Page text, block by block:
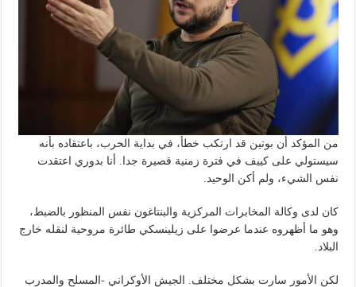
من المؤكد أن بوتين قد ارتكب خطأ، في بداية الحرب، باعتقاده بأنه
سيستولي على كييف في فترة زمنية قصيرة جدا. أنا بدوري اعتقدت
نفس الشيء، ولم أكن الوحيد.
كان لدى وكالة المخابرات المركزية والبنتاغون نفس المنظور بالضبط،
وهو ما أظهروه عندما عرضوا على زيلينسكي طائرة مروحية لنقله خارج
البلاد.
لكن الأمور سارت بشكل مختلف. الجيش الأوكراني -المسلح والمدرب